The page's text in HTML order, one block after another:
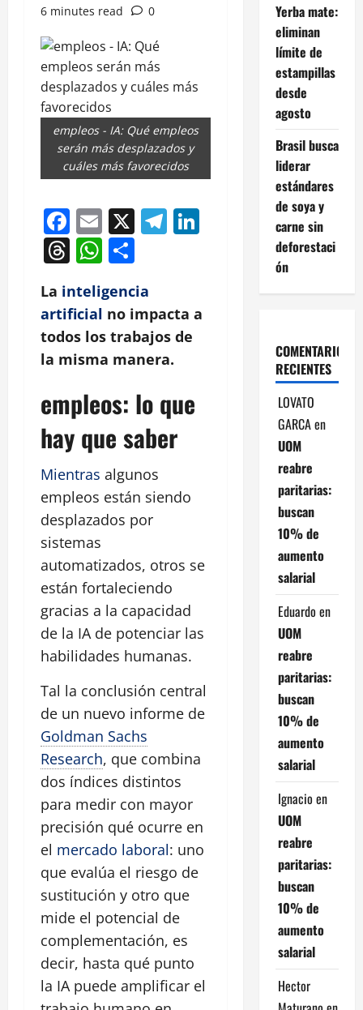
6 minutes read
0
empleos - IA: Qué empleos
serán más desplazados y
cuáles más favorecidos
Facebook
Email
X Telegram
LinkedIn
Threads
WhatsApp
La inteligencia
artificial no impacta a
todos los trabajos de
la misma manera.
empleos: lo que
hay que saber
Mientras algunos
empleos están siendo
desplazados por
sistemas
automatizados, otros se
están fortaleciendo
gracias a la capacidad
de la IA de potenciar las
habilidades humanas.
Tal la conclusión central
de un nuevo informe de
Goldman Sachs
Research, que combina
dos índices distintos
para medir con mayor
precisión qué ocurre en
el mercado laboral: uno
que evalúa el riesgo de
sustitución y otro que
mide el potencial de
complementación, es
decir, hasta qué punto
la IA puede amplificar el
Yerba mate:
eliminan
límite de
estampillas
desde
agosto
Brasil busca
liderar
estándares
de soya y
carne sin
deforestaci
ón
COMENTARIOS
RECIENTES
LOVATO
GARCAen
UOM
reabre
paritarias:
buscan
10% de
aumento
salarial
Eduardo en
UOM
reabre
paritarias:
buscan
10% de
aumento
salarial
Ignacio en
UOM
reabre
paritarias:
buscan
10% de
aumento
salarial
Hector